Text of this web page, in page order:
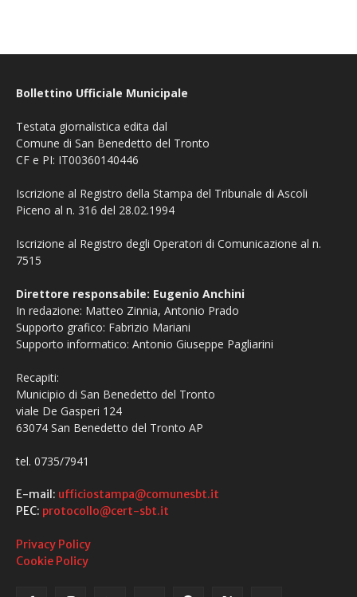
Bollettino Ufficiale Municipale
Testata giornalistica edita dal
Comune di San Benedetto del Tronto
CF e PI: IT00360140446
Iscrizione al Registro della Stampa del Tribunale di Ascoli
Piceno al n. 316 del 28.02.1994
Iscrizione al Registro degli Operatori di Comunicazione al n.
7515
Direttore responsabile: Eugenio Anchini
In redazione: Matteo Zinnia, Antonio Prado
Supporto grafico: Fabrizio Mariani
Supporto informatico: Antonio Giuseppe Pagliarini
Recapiti:
Municipio di San Benedetto del Tronto
viale De Gasperi 124
63074 San Benedetto del Tronto AP
tel. 0735/7941
E-mail: ufficiostampa@comunesbt.it
PEC: protocollo@cert-sbt.it
Privacy Policy
Cookie Policy